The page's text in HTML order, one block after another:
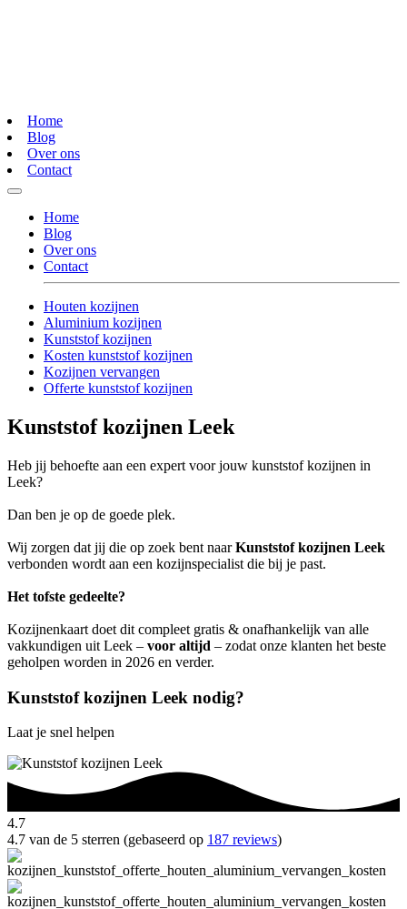
Home
Blog
Over ons
Contact
Home
Blog
Over ons
Contact
Houten kozijnen
Aluminium kozijnen
Kunststof kozijnen
Kosten kunststof kozijnen
Kozijnen vervangen
Offerte kunststof kozijnen
Kunststof kozijnen Leek
Heb jij behoefte aan een expert voor jouw kunststof kozijnen in
Leek?
Dan ben je op de goede plek.
Wij zorgen dat jij die op zoek bent naarKunststof kozijnen Leek
verbonden wordt aan een kozijnspecialist die bij je past.
Het tofste gedeelte?
Kozijnenkaart doet dit compleet gratis & onafhankelijk van alle
vakkundigen uit Leek – voor altijd – zodat onze klanten het beste
geholpen worden in 2026 en verder.
Kunststof kozijnen Leek nodig?
Laat je snel helpen
4.7
4.7 van de 5 sterren (gebaseerd op 187 reviews)